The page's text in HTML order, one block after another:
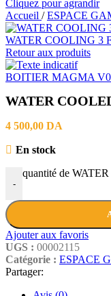
Cliquez pour agrandir
Accueil / ESPACE
WATER COOLING 3
Retour aux produits
BOITIER MAGMA
WATER
4 500,00 DA
En stock
-
quantité de
Ajouter aux favoris
UGS : 00002115
Catégorie : ESPACE
Partager: